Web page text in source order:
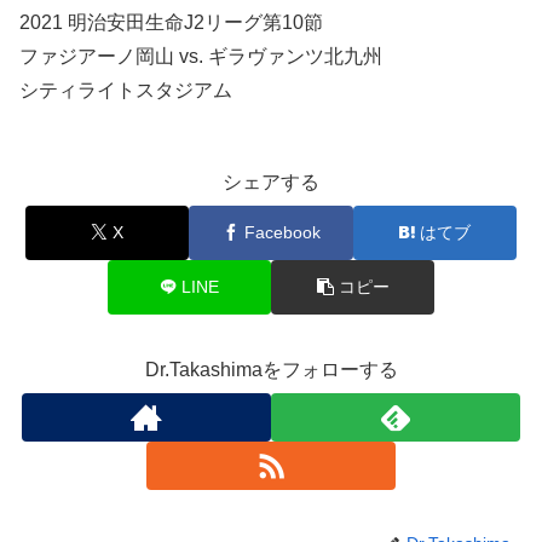
2021 明治安田生命J2リーグ第10節
ファジアーノ岡山 vs. ギラヴァンツ北九州
シティライトスタジアム
シェアする
X Facebook はてブ
LINE コピー
Dr.Takashimaをフォローする